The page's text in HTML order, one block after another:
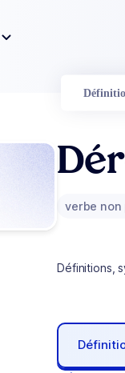
verbe non
Définitions,